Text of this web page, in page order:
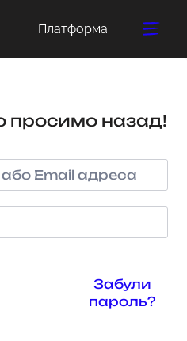
Платформа
просимо назад!
Забули
пароль?